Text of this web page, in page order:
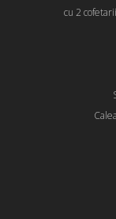
cu 2